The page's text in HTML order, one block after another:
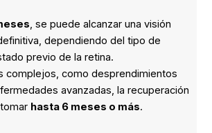
, se puede alcanzar una visión
dependiendo del tipo de
previo de la retina.
complejos, como desprendimientos
avanzadas, la recuperación
hasta 6 meses o más.